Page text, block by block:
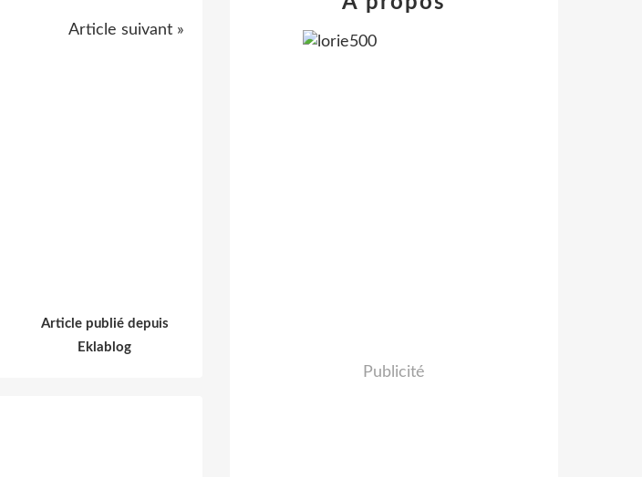
Article suivant »
Article publié depuis
Eklablog
Publicité